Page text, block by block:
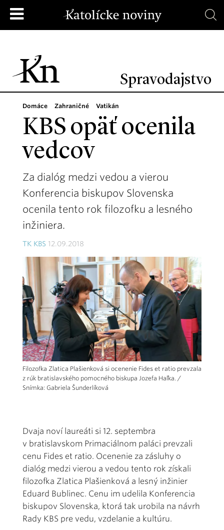
Spravodajstvo
Domáce Zahraničné Vatikán
KBS opäť ocenila
vedcov
Za dialóg medzi vedou a vierou
Konferencia biskupov Slovenska
ocenila tento rok filozofku a lesného
inžiniera.
TK KBS 12.09.2018
Filozofka Zlatica Plašienková si ocenenie Fides et ratio prevzala
z rúk bratislavského pomocného biskupa Jozefa Haľka. /
Snímka: Gabriela Šunderlíková
Dvaja noví laureáti si 12. septembra
v bratislavskom Primaciálnom paláci prevzali
cenu Fides et ratio. Ocenenie za zásluhy o
dialóg medzi vierou a vedou tento rok získali
filozofka Zlatica Plašienková a lesný inžinier
Eduard Bublinec. Cenu im udelila Konferencia
biskupov Slovenska, ktorá tak urobila na návrh
Rady KBS pre vedu, vzdelanie a kultúru.